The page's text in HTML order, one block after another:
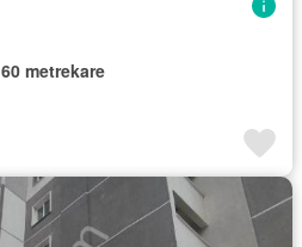
60 metrekare